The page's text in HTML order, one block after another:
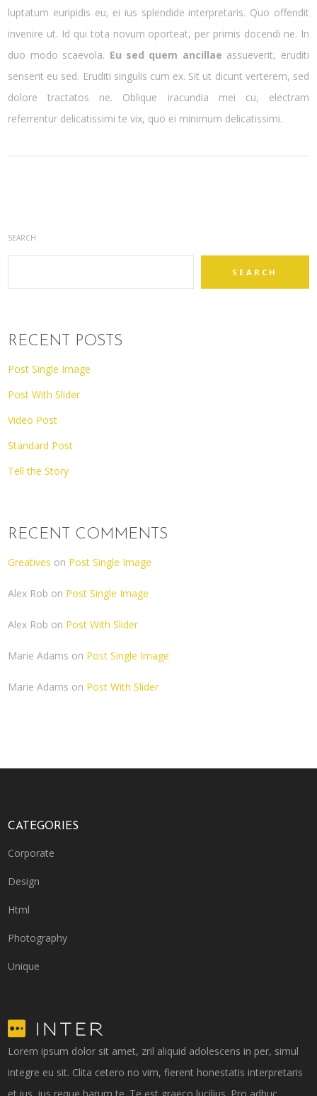
luptatum euripidis eu, ei ius splendide interpretaris. Quo offendit
invenire ut. Id qui tota novum oporteat, per primis docendi ne. In
duo modo scaevola. Eu sed quem ancillae assueverit, eruditi
senserit eu sed. Eruditi singulis cum ex. Sit ut dicunt verterem, sed
dolore tractatos ne. Oblique iracundia mei cu, electram
referrentur delicatissimi te vix, quo ei minimum delicatissimi.
SEARCH
SEARCH
RECENT POSTS
Post Single Image
Post With Slider
Video Post
Standard Post
Tell the Story
RECENT COMMENTS
Greatives on Post Single Image
Alex Rob on Post Single Image
Alex Rob on Post With Slider
Marie Adams on Post Single Image
Marie Adams on Post With Slider
CATEGORIES
Corporate
Design
Html
Photography
Unique
Lorem ipsum dolor sit amet, zril aliquid adolescens in per, simul
integre eu sit. Clita cetero no vim, fierent honestatis interpretaris